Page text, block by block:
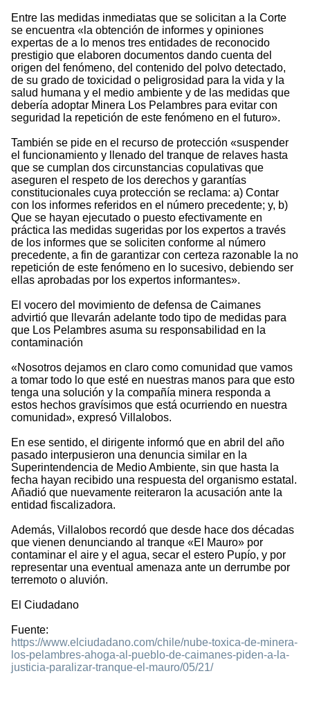
Entre las medidas inmediatas que se solicitan a la Corte
se encuentra «la obtención de informes y opiniones
expertas de a lo menos tres entidades de reconocido
prestigio que elaboren documentos dando cuenta del
origen del fenómeno, del contenido del polvo detectado,
de su grado de toxicidad o peligrosidad para la vida y la
salud humana y el medio ambiente y de las medidas que
debería adoptar Minera Los Pelambres para evitar con
seguridad la repetición de este fenómeno en el futuro».
También se pide en el recurso de protección «suspender
el funcionamiento y llenado del tranque de relaves hasta
que se cumplan dos circunstancias copulativas que
aseguren el respeto de los derechos y garantías
constitucionales cuya protección se reclama: a) Contar
con los informes referidos en el número precedente; y, b)
Que se hayan ejecutado o puesto efectivamente en
práctica las medidas sugeridas por los expertos a través
de los informes que se soliciten conforme al número
precedente, a fin de garantizar con certeza razonable la no
repetición de este fenómeno en lo sucesivo, debiendo ser
ellas aprobadas por los expertos informantes».
El vocero del movimiento de defensa de Caimanes
advirtió que llevarán adelante todo tipo de medidas para
que Los Pelambres asuma su responsabilidad en la
contaminación
«Nosotros dejamos en claro como comunidad que vamos
a tomar todo lo que esté en nuestras manos para que esto
tenga una solución y la compañía minera responda a
estos hechos gravísimos que está ocurriendo en nuestra
comunidad», expresó Villalobos.
En ese sentido, el dirigente informó que en abril del año
pasado interpusieron una denuncia similar en la
Superintendencia de Medio Ambiente, sin que hasta la
fecha hayan recibido una respuesta del organismo estatal.
Añadió que nuevamente reiteraron la acusación ante la
entidad fiscalizadora.
Además, Villalobos recordó que desde hace dos décadas
que vienen denunciando al tranque «El Mauro» por
contaminar el aire y el agua, secar el estero Pupío, y por
representar una eventual amenaza ante un derrumbe por
terremoto o aluvión.
El Ciudadano
Fuente:
https://www.elciudadano.com/chile/nube-toxica-de-minera-
los-pelambres-ahoga-al-pueblo-de-caimanes-piden-a-la-
justicia-paralizar-tranque-el-mauro/05/21/